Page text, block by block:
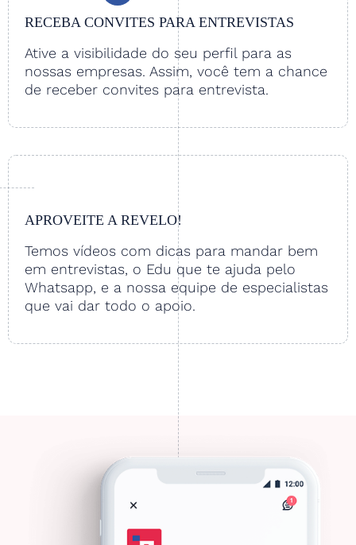
RECEBA CONVITES PARA ENTREVISTAS
Ative a visibilidade do seu perfil para as
nossas empresas. Assim, você tem a chance
de receber convites para entrevista.
APROVEITE A REVELO!
Temos vídeos com dicas para mandar bem
em entrevistas, o Edu que te ajuda pelo
Whatsapp, e a nossa equipe de especialistas
que vai dar todo o apoio.